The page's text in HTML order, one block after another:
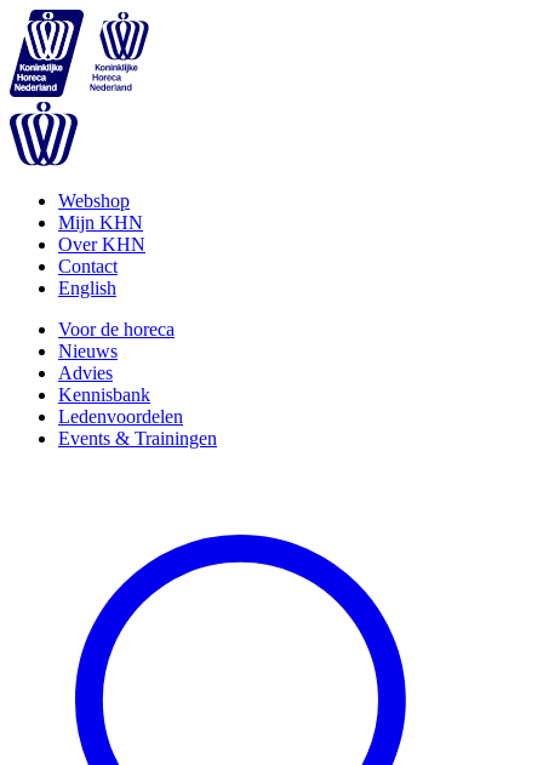
Webshop
Mijn KHN
Over KHN
Contact
English
Voor de horeca
Nieuws
Advies
Kennisbank
Ledenvoordelen
Events & Trainingen